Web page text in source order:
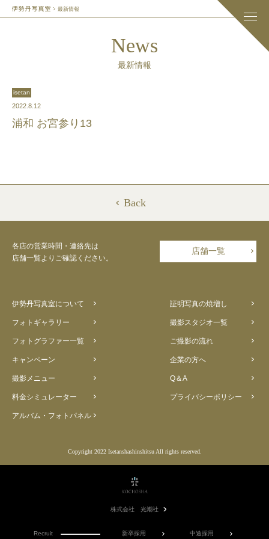
最新情報
News
最新情報
isetan
2022.8.12
浦和 お宮参り13
Back
各店の営業時間・連絡先は
店舗一覧よりご確認ください。
店舗一覧
伊勢丹写真室について 証明写真の焼増し
フォトギャラリー 撮影スタジオ一覧
フォトグラファー一覧 ご撮影の流れ
キャンペーン 企業の方へ
撮影メニュー Q＆A
料金シミュレーター プライバシーポリシー
アルバム・フォトパネル
Copyright 2022 Isetanshashinshitsu All rights reserved.
株式会社 光潮社
Recruit 新卒採用 中途採用